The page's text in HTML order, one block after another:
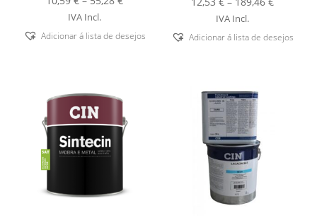
10,59 €
through
IVA Incl.
Adicionar á lista de desejos
12,53 €
through
IVA Incl.
Adicionar á lista de desejos